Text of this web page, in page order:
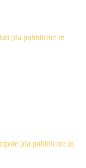
(da pubblicare in
(da pubblicare in